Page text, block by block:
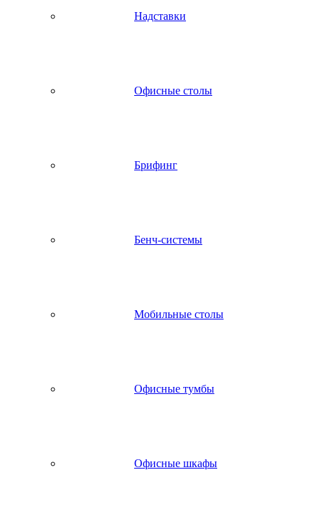
Надставки
Офисные столы
Брифинг
Бенч-системы
Мобильные столы
Офисные тумбы
Офисные шкафы